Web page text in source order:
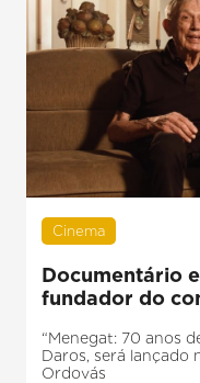
Cinema
Documentário
fundador do
“Menegat: 70 anos
Daros, será lançado
Ordovás